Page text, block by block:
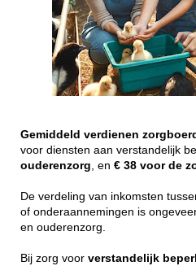
Gemiddeld verdienen
voor diensten aan verstandelijk
ouderenzorg , en € 38 voor de
De verdeling van inkomsten
of onderaannemingen is
en ouderenzorg.
Bij zorg voor verstandelijk